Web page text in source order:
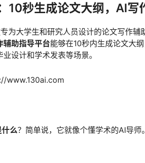
10秒生成论文大纲，AI写
为大学生和研究人员设计的论文写作
辅助指导平台能够在10秒内生成论文大
设计和学术发表等场景。
www.130ai.com
么？简单说，它就像个懂学术的AI导师